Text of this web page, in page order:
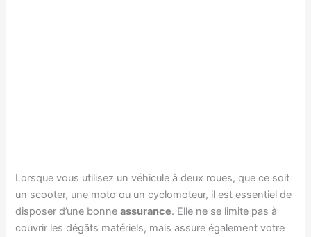
Lorsque vous utilisez un véhicule à deux roues, que ce soit
un scooter, une moto ou un cyclomoteur, il est essentiel de
disposer d’une bonneassurance. Elle ne se limite pas à
couvrir les dégâts matériels, mais assure également votre